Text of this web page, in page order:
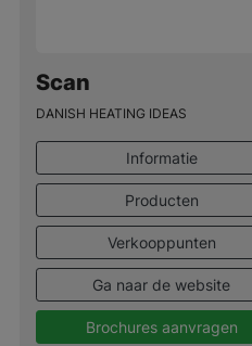
Scan
DANISH HEATING IDEAS
Informatie
Producten
Verkooppunten
Ga naar de website
Brochures aanvragen